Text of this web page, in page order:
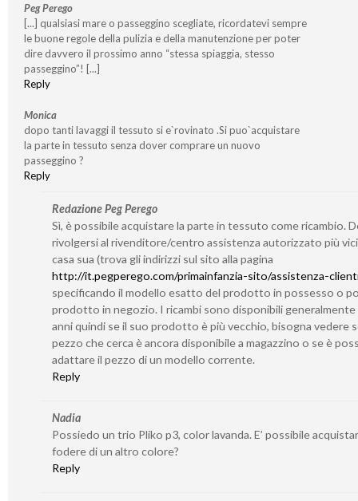
Peg Perego
[...] qualsiasi mare o passeggino scegliate, ricordatevi sempre
le buone regole della pulizia e della manutenzione per poter
dire davvero il prossimo anno “stessa spiaggia, stesso
passeggino”! [...]
Reply
Monica
dopo tanti lavaggi il tessuto si e`rovinato .Si puo`acquistare
la parte in tessuto senza dover comprare un nuovo
passeggino ?
Reply
Redazione Peg Perego
Sì, è possibile acquistare la parte in tessuto come ricambio.
rivolgersi al rivenditore/centro assistenza autorizzato più
casa sua (trova gli indirizzi sul sito alla pagina
http://it.pegperego.com/primainfanzia-sito/assistenza-
specificando il modello esatto del prodotto in possesso o
prodotto in negozio. I ricambi sono disponibili generalmente
anni quindi se il suo prodotto è più vecchio, bisogna vedere
pezzo che cerca è ancora disponibile a magazzino o se è
adattare il pezzo di un modello corrente.
Reply
Nadia
Possiedo un trio Pliko p3, color lavanda. E’ possibile
fodere di un altro colore?
Reply